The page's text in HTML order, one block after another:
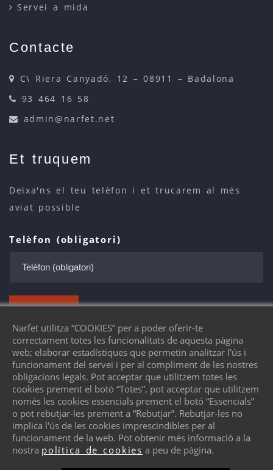
Servei a mida
Contacte
C\ Riera Canyadó, 12 – 08911 – Badalona
93 464 16 58
admin@narfet.net
Et truquem
Deixa'ns el teu telèfon i et trucarem al més
aviat possible
Telèfon (obligatori)
ENVIAR
© 2026 Narfet - Vols un lloc com aquest? ©
protiendas.net
Avís legal
Política de galetes
Narfet utilitza “COOKIES” per a poder oferir-te
correctament totes les funcionalitats de aquesta pàgina
web; elaborar estadístiques que permetin analitzar l'ús i
funcionament del servei i per al compliment de les nostres
obligacions legals. Pot acceptar que utilitzem totes les
cookies prement el botó “Totes”, pot acceptar que utilitzem
només les cookies essencials prement el botó “Essencials”
o pot rebutjar-les prement a “Rebutjar”. Rebutjar-les no
implica l'ús de les cookies imprescindibles per al
funcionament de la web. Pot obtenir més informació a la
nostra política de cookies a peu de pàgina.